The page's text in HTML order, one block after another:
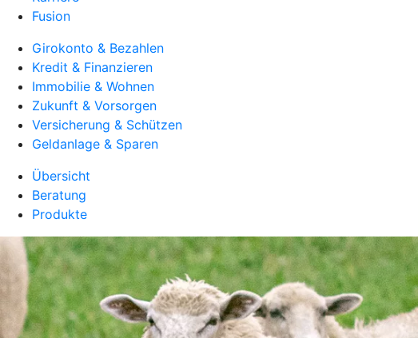
Fusion
Girokonto & Bezahlen
Kredit & Finanzieren
Immobilie & Wohnen
Zukunft & Vorsorgen
Versicherung & Schützen
Geldanlage & Sparen
Übersicht
Beratung
Produkte